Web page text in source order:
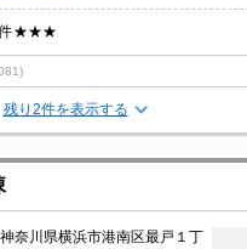
件★★★
残り2件を表示する
神奈川県横浜市港南区最戸１丁